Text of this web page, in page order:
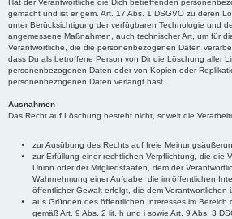
Hat der Verantwortliche die Dich betreffenden
gemacht und ist er gem. Art. 17 Abs. 1 DSGVO zu deren
unter Berücksichtigung der verfügbaren Technologie und
angemessene Maßnahmen, auch technischer Art, um für
Verantwortliche, die die personenbezogenen Daten
dass Du als betroffene Person von Dir die Löschung aller
personenbezogenen Daten oder von Kopien oder
personenbezogenen Daten verlangt hast.
Ausnahmen
Das Recht auf Löschung besteht nicht, soweit die
zur Ausübung des Rechts auf freie
zur Erfüllung einer rechtlichen Verpflichtung, die die
Union oder der Mitgliedstaaten, dem der
Wahrnehmung einer Aufgabe, die im öffentlichen
öffentlicher Gewalt erfolgt, die dem Verantwortlichen
aus Gründen des öffentlichen Interesses im Bereich
gemäß Art. 9 Abs. 2 lit. h und i sowie Art. 9 Abs. 3